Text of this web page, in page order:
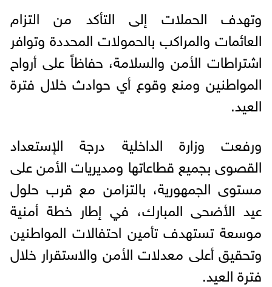
وتهدف الحملات إلى التأكد من التزام
العائمات والمراكب بالحمولات المحددة وتوافر
اشتراطات الأمن والسلامة، حفاظاً على أرواح
المواطنين ومنع وقوع أي حوادث خلال فترة
العيد.
ورفعت وزارة الداخلية درجة الإستعداد
القصوى بجميع قطاعاتها ومديريات الأمن على
مستوى الجمهورية، بالتزامن مع قرب حلول
عيد الأضحى المبارك، في إطار خطة أمنية
موسعة تستهدف تأمين احتفالات المواطنين
وتحقيق أعلى معدلات الأمن والاستقرار خلال
فترة العيد.